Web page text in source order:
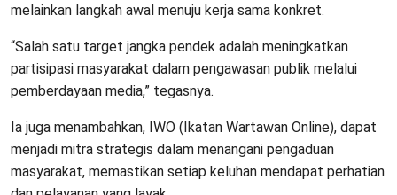
melainkan langkah awal menuju kerja sama konkret.
“Salah satu target jangka pendek adalah meningkatkan
partisipasi masyarakat dalam pengawasan publik melalui
pemberdayaan media,” tegasnya.
Ia juga menambahkan, IWO (Ikatan Wartawan Online), dapat
menjadi mitra strategis dalam menangani pengaduan
masyarakat, memastikan setiap keluhan mendapat perhatian